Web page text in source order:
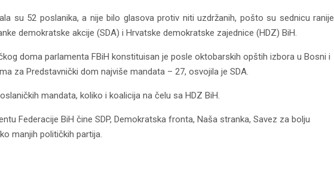
su 52 poslanika, a nije bilo glasova protiv niti uzdržanih, pošto su sednicu ranije
demokratske akcije (SDA) i Hrvatske demokratske zajednice (HDZ) BiH.
doma parlamenta FBiH konstituisan je posle oktobarskih opštih izbora u Bosni i
za Predstavnički dom najviše mandata – 27, osvojila je SDA.
mandata, koliko i koalicija na čelu sa HDZ BiH.
Federacije BiH čine SDP, Demokratska fronta, Naša stranka, Savez za bolju
manjih političkih partija.